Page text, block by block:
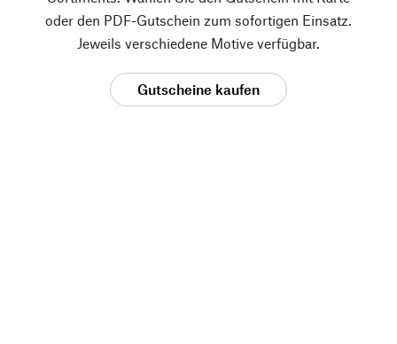
oder den PDF-Gutschein zum sofortigen Einsatz.
Jeweils verschiedene Motive verfügbar.
Gutscheine kaufen